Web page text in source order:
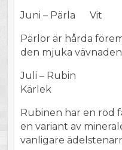
Juni – Pärla
Pärlor är hårda
den mjuka
Juli –
Kärlek
Rubinen har en röd
en variant av
vanligare